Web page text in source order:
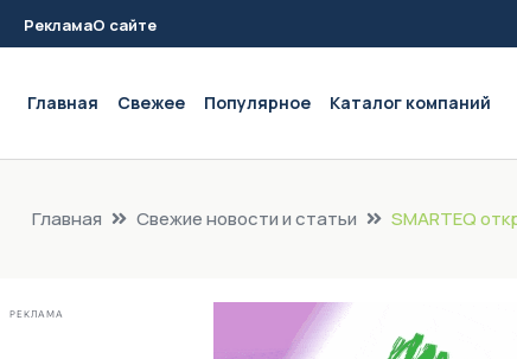
РекламаО сайте
Главная Свежее Популярное Каталог компаний
Главная Свежие новости и статьи SMARTEQ
РЕКЛАМА